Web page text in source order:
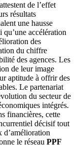
attestent de l’effet
résultats
une hausse
accélération
des
du chiffre
des agences. Les
de leur image
aptitude à offrir des
Le partenariat
du secteur de
intégrés.
financières, cette
décisif tout
d’amélioration
le réseau PPF